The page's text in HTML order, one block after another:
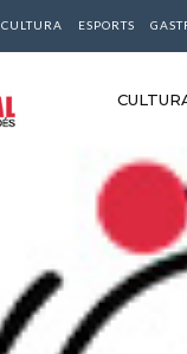
CULTURA ESPORTS